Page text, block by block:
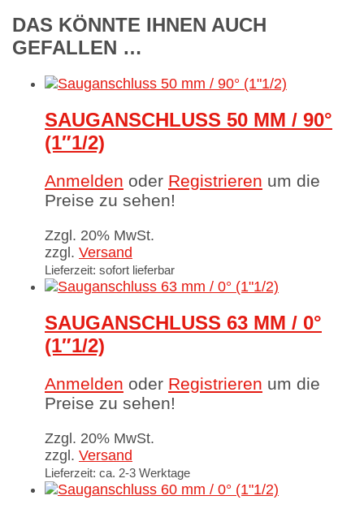
DAS KÖNNTE IHNEN AUCH
GEFALLEN …
SAUGANSCHLUSS 50 MM / 90°
(1″1/2)
Anmelden oder Registrieren um die
Preise zu sehen!
Zzgl. 20% MwSt.
zzgl. Versand
Lieferzeit: sofort lieferbar
SAUGANSCHLUSS 63 MM / 0°
(1″1/2)
Anmelden oder Registrieren um die
Preise zu sehen!
Zzgl. 20% MwSt.
zzgl. Versand
Lieferzeit: ca. 2-3 Werktage